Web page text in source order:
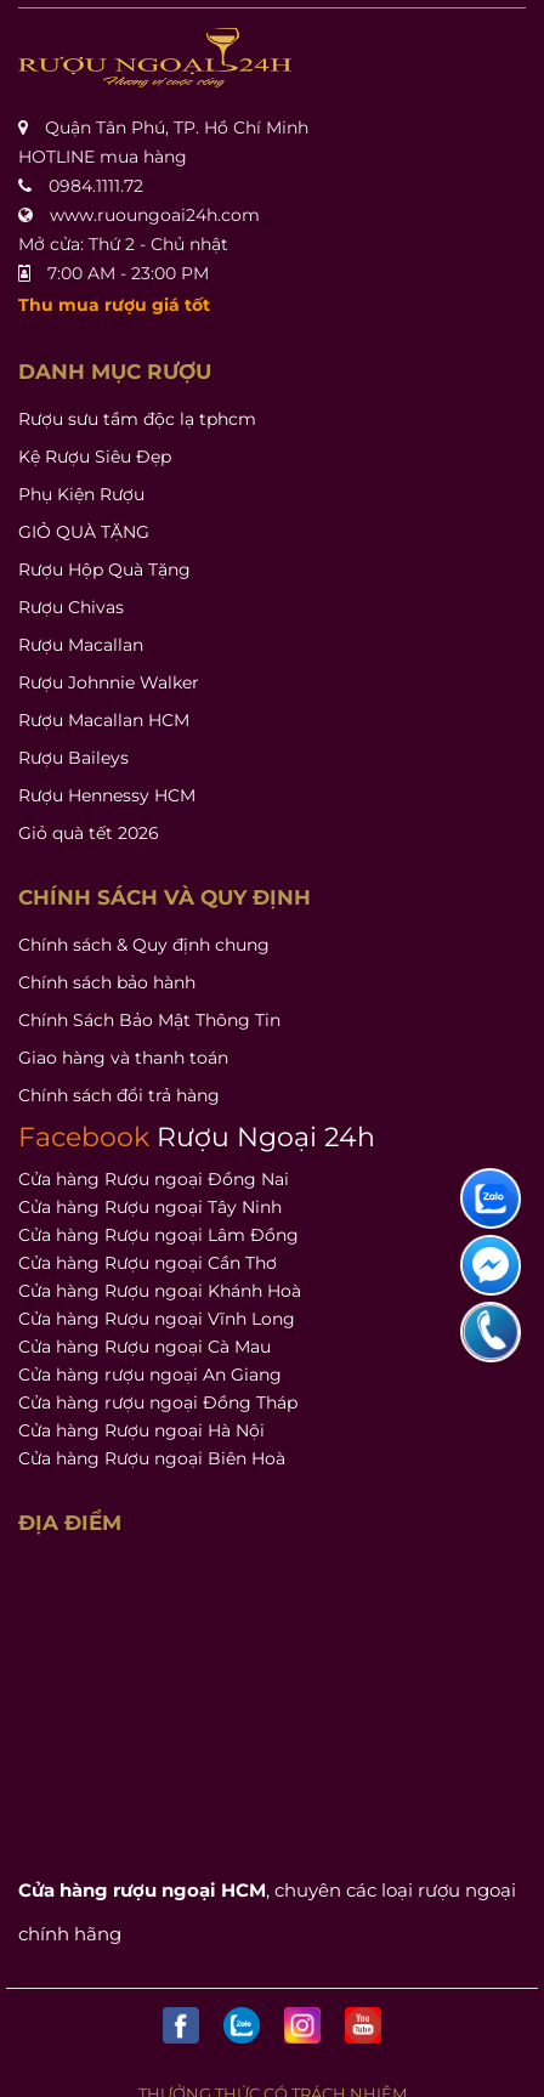
Quận Tân Phú, TP. Hồ Chí Minh
HOTLINE mua hàng
0984.1111.72
www.ruoungoai24h.com
Mở cửa: Thứ 2 - Chủ nhật
7:00 AM - 23:00 PM
Thu mua rượu giá tốt
DANH MỤC RƯỢU
Rượu sưu tầm độc lạ tphcm
Kệ Rượu Siêu Đẹp
Phụ Kiện Rượu
GIỎ QUÀ TẶNG
Rượu Hộp Quà Tặng
Rượu Chivas
Rượu Macallan
Rượu Johnnie Walker
Rượu Macallan HCM
Rượu Baileys
Rượu Hennessy HCM
Giỏ quà tết 2026
CHÍNH SÁCH VÀ QUY ĐỊNH
Chính sách & Quy định chung
Chính sách bảo hành
Chính Sách Bảo Mật Thông Tin
Giao hàng và thanh toán
Chính sách đổi trả hàng
Facebook Rượu Ngoại 24h
Cửa hàng Rượu ngoại Đồng Nai
Cửa hàng Rượu ngoại Tây Ninh
Cửa hàng Rượu ngoại Lâm Đồng
Cửa hàng Rượu ngoại Cần Thơ
Cửa hàng Rượu ngoại Khánh Hoà
Cửa hàng Rượu ngoại Vĩnh Long
Cửa hàng Rượu ngoại Cà Mau
Cửa hàng rượu ngoại An Giang
Cửa hàng rượu ngoại Đồng Tháp
Cửa hàng Rượu ngoại Hà Nội
Cửa hàng Rượu ngoại Biên Hoà
ĐỊA ĐIỂM
Cửa hàng rượu ngoại HCM, chuyên các loại rượu ngoại
chính hãng
THƯỞNG THỨC CÓ TRÁCH NHIỆM